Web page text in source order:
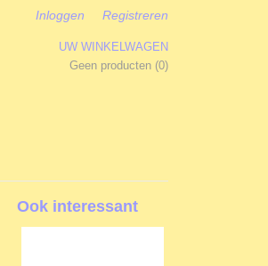
Inloggen Registreren
UW WINKELWAGEN
Geen producten (0)
Ook interessant